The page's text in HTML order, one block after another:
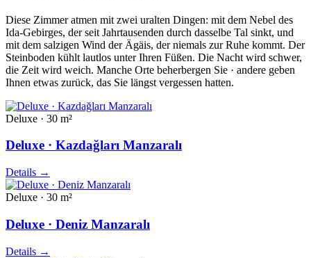
Diese Zimmer atmen mit zwei uralten Dingen: mit dem Nebel des
Ida-Gebirges, der seit Jahrtausenden durch dasselbe Tal sinkt, und
mit dem salzigen Wind der Ägäis, der niemals zur Ruhe kommt. Der
Steinboden kühlt lautlos unter Ihren Füßen. Die Nacht wird schwer,
die Zeit wird weich. Manche Orte beherbergen Sie · andere geben
Ihnen etwas zurück, das Sie längst vergessen hatten.
Deluxe · 30 m²
Deluxe · Kazdağları Manzaralı
Details →
Deluxe · 30 m²
Deluxe · Deniz Manzaralı
Details →